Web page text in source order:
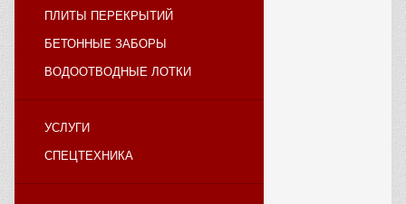
ПЛИТЫ ПЕРЕКРЫТИЙ
БЕТОННЫЕ ЗАБОРЫ
ВОДООТВОДНЫЕ ЛОТКИ
УСЛУГИ
СПЕЦТЕХНИКА